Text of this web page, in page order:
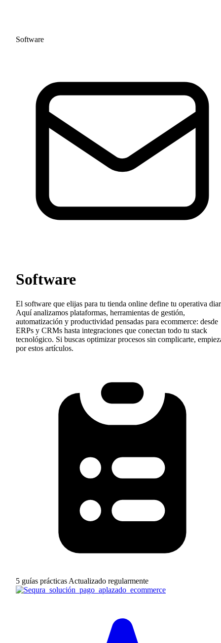
Software
Software
El software que elijas para tu tienda online define tu operativa
Aquí analizamos plataformas, herramientas de gestión,
automatización y productividad pensadas para ecommerce: desde
ERPs y CRMs hasta integraciones que conectan todo tu stack
tecnológico. Si buscas optimizar procesos sin complicarte,
por estos artículos.
5 guías prácticas Actualizado regularmente